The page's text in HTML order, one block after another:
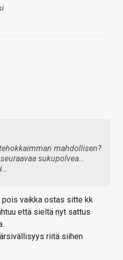
mahdollisen?
sukupolvea…
pois vaikka ostas sitte kk
että sieltä nyt sattus
riitä siihen